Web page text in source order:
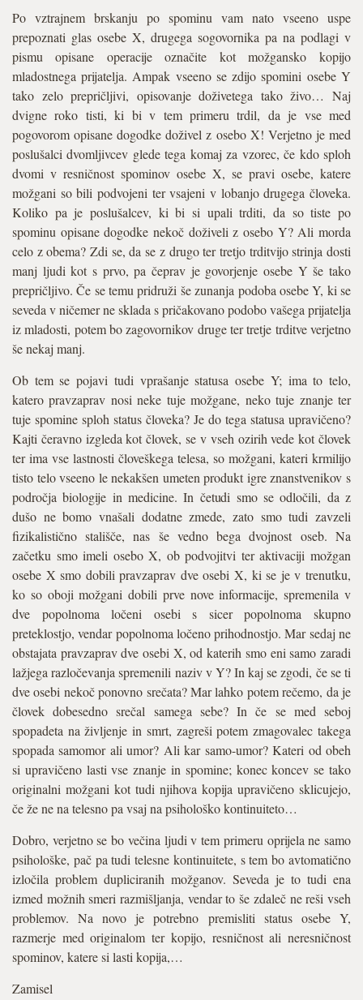
Po vztrajnem brskanju po spominu vam nato vseeno uspe
prepoznati glas osebe X, drugega sogovornika pa na podlagi v
pismu opisane operacije označite kot možgansko kopijo
mladostnega prijatelja. Ampak vseeno se zdijo spomini osebe Y
tako zelo prepričljivi, opisovanje doživetega tako živo… Naj
dvigne roko tisti, ki bi v tem primeru trdil, da je vse med
pogovorom opisane dogodke doživel z osebo X! Verjetno je med
poslušalci dvomljivcev glede tega komaj za vzorec, če kdo sploh
dvomi v resničnost spominov osebe X, se pravi osebe, katere
možgani so bili podvojeni ter vsajeni v lobanjo drugega človeka.
Koliko pa je poslušalcev, ki bi si upali trditi, da so tiste po
spominu opisane dogodke nekoč doživeli z osebo Y? Ali morda
celo z obema? Zdi se, da se z drugo ter tretjo trditvijo strinja dosti
manj ljudi kot s prvo, pa čeprav je govorjenje osebe Y še tako
prepričljivo. Če se temu pridruži še zunanja podoba osebe Y, ki se
seveda v ničemer ne sklada s pričakovano podobo vašega prijatelja
iz mladosti, potem bo zagovornikov druge ter tretje trditve verjetno
še nekaj manj.
Ob tem se pojavi tudi vprašanje statusa osebe Y; ima to telo,
katero pravzaprav nosi neke tuje možgane, neko tuje znanje ter
tuje spomine sploh status človeka? Je do tega statusa upravičeno?
Kajti čeravno izgleda kot človek, se v vseh ozirih vede kot človek
ter ima vse lastnosti človeškega telesa, so možgani, kateri krmilijo
tisto telo vseeno le nekakšen umeten produkt igre znanstvenikov s
področja biologije in medicine. In četudi smo se odločili, da z
dušo ne bomo vnašali dodatne zmede, zato smo tudi zavzeli
fizikalistično stališče, nas še vedno bega dvojnost oseb. Na
začetku smo imeli osebo X, ob podvojitvi ter aktivaciji možgan
osebe X smo dobili pravzaprav dve osebi X, ki se je v trenutku,
ko so oboji možgani dobili prve nove informacije, spremenila v
dve popolnoma ločeni osebi s sicer popolnoma skupno
preteklostjo, vendar popolnoma ločeno prihodnostjo. Mar sedaj ne
obstajata pravzaprav dve osebi X, od katerih smo eni samo zaradi
lažjega razločevanja spremenili naziv v Y? In kaj se zgodi, če se ti
dve osebi nekoč ponovno srečata? Mar lahko potem rečemo, da je
človek dobesedno srečal samega sebe? In če se med seboj
spopadeta na življenje in smrt, zagreši potem zmagovalec takega
spopada samomor ali umor? Ali kar samo-umor? Kateri od obeh
si upravičeno lasti vse znanje in spomine; konec koncev se tako
originalni možgani kot tudi njihova kopija upravičeno sklicujejo,
če že ne na telesno pa vsaj na psihološko kontinuiteto…
Dobro, verjetno se bo večina ljudi v tem primeru oprijela ne samo
psihološke, pač pa tudi telesne kontinuitete, s tem bo avtomatično
izločila problem dupliciranih možganov. Seveda je to tudi ena
izmed možnih smeri razmišljanja, vendar to še zdaleč ne reši vseh
problemov. Na novo je potrebno premisliti status osebe Y,
razmerje med originalom ter kopijo, resničnost ali neresničnost
spominov, katere si lasti kopija,…
Zamisel